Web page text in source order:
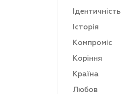
Ідентичність
Історія
Компроміс
Коріння
Країна
Любов